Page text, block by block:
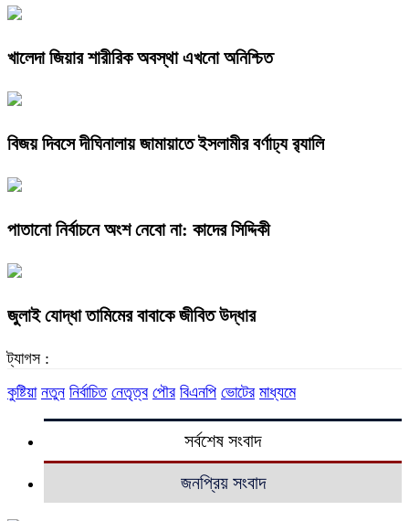
খালেদা জিয়ার শারীরিক অবস্থা এখনো অনিশ্চিত
বিজয় দিবসে দীঘিনালায় জামায়াতে ইসলামীর বর্ণাঢ্য র‍্যালি
পাতানো নির্বাচনে অংশ নেবো না: কাদের সিদ্দিকী
জুলাই যোদ্ধা তামিমের বাবাকে জীবিত উদ্ধার
ট্যাগস :
কুষ্টিয়া নতুন নির্বাচিত নেতৃত্ব পৌর বিএনপি ভোটের মাধ্যমে
সর্বশেষ সংবাদ
জনপ্রিয় সংবাদ